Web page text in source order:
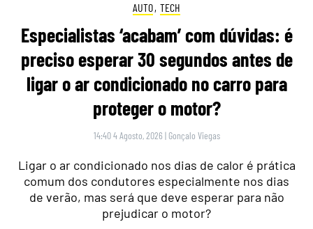
AUTO, TECH
Especialistas ‘acabam’ com dúvidas: é
preciso esperar 30 segundos antes de
ligar o ar condicionado no carro para
proteger o motor?
14:40 4 Agosto, 2026 | Gonçalo Viegas
Ligar o ar condicionado nos dias de calor é prática
comum dos condutores especialmente nos dias
de verão, mas será que deve esperar para não
prejudicar o motor?